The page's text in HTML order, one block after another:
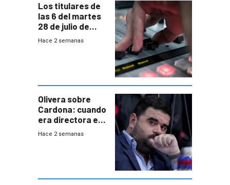
Los titulares de
las 6 del martes
28 de julio de
2026
Hace 2 semanas
Olivera sobre
Cardona: cuando
era directora en
UTE “no era muy
Hace 2 semanas